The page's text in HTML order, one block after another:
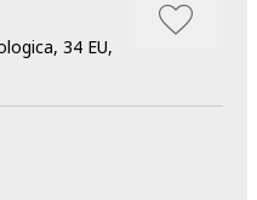
34 EU,